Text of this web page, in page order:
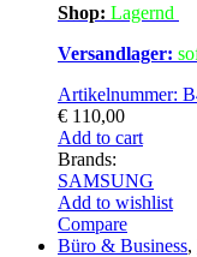
Shop: Lagernd
Versandlager:
Artikelnummer:
€ 110,00
Add to cart
Brands:
SAMSUNG
Add to wishlist
Compare
Büro & Business,